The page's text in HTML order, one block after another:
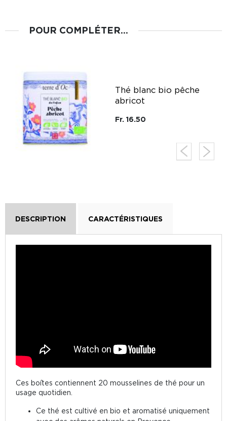
POUR COMPLÉTER...
Thé blanc bio pêche
abricot
Fr. 16.50
DESCRIPTION CARACTÉRISTIQUES
Ces boîtes contiennent 20 mousselines de thé pour un
usage quotidien.
Ce thé est cultivé en bio et aromatisé uniquement